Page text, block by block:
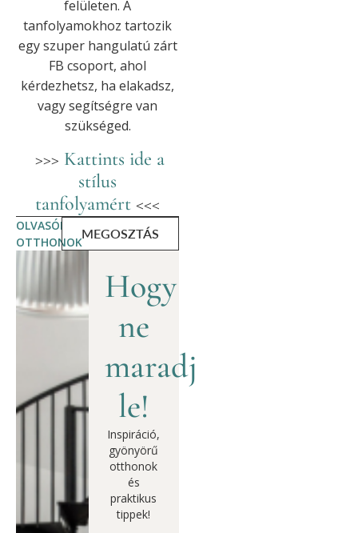
felületen. A
tanfolyamokhoz tartozik
egy szuper hangulatú zárt
FB csoport, ahol
kérdezhetsz, ha elakadsz,
vagy segítségre van
szükséged.
>>> Kattints ide a
stílus
tanfolyamért <<<
OLVASÓI
OTTHONOK
MEGOSZTÁS
Hogy
ne
maradj
le!
Inspiráció,
gyönyörű
otthonok
és
praktikus
tippek!